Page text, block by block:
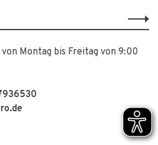
Montag bis Freitag von 9:00